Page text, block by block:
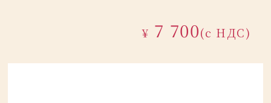
¥ 7 700(с НДС)